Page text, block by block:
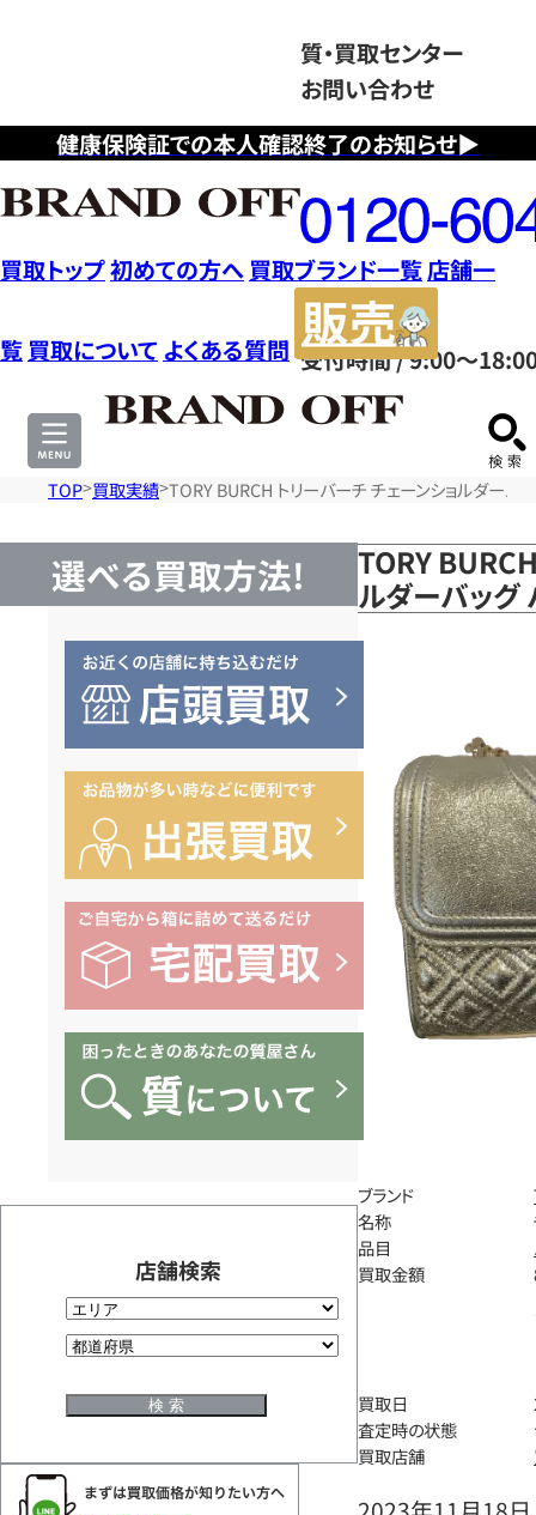
健康保険証での本人確認終了のお知らせ▶
質・買取センター
お問い合わせ
フ
リ
ー
ダ
イ
ヤ
ル
0120604117
受付時間 / 9:00～
買取トップ初めての方へ 買取ブランド一覧店舗一
覧 買取について よくある質問
サ
TOP 買取実績 TORY BURCH トリーバーチ チェーンショルダーバ
選べる買取方法!
店舗検索
TORY
ルダーバッグ
ブランド
名称
品目
買取金額
買取日
査定時の状態
買取店舗